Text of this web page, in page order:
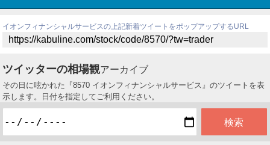
イオンフィナンシャルサービスの上記新着ツイートをポップアップするURL
ツイッターの相場観アーカイブ
その日に呟かれた『8570 イオンフィナンシャルサービス』のツイートを表
示します。日付を指定してご利用ください。